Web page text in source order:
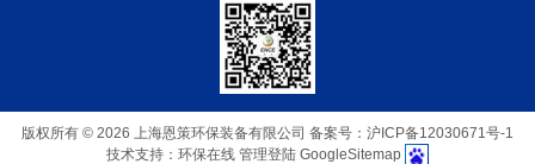
版权所有 © 2026 上海恩策环保装备有限公司 备案号：沪ICP备12030671号-1
技术支持： 环保在线 管理登陆 GoogleSitemap